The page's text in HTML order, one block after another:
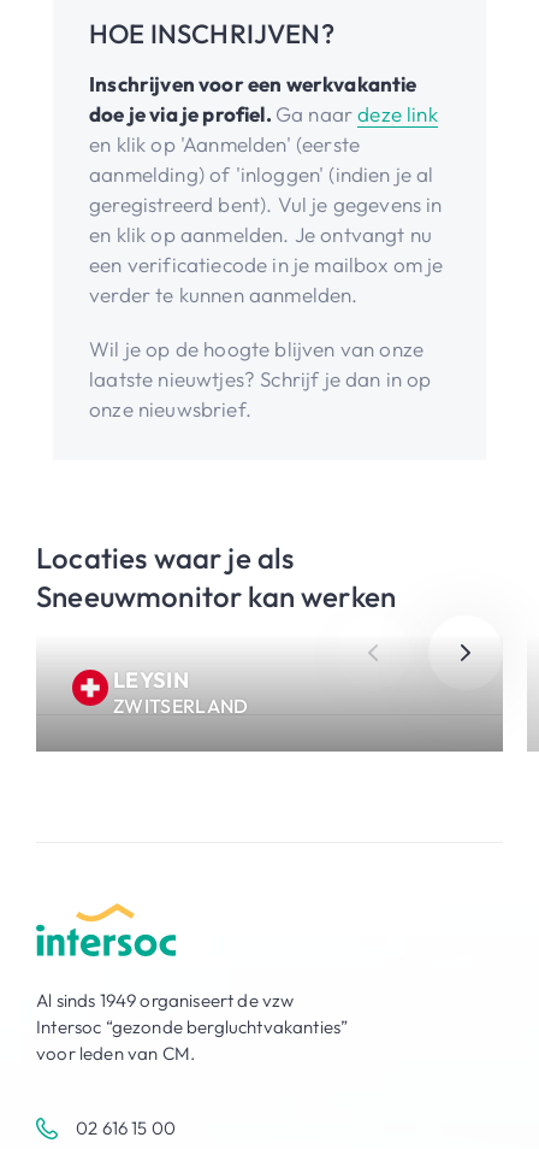
HOE INSCHRIJVEN?
Inschrijven voor een werkvakantie
doe je via je profiel. Ga naardeze link
en klik op 'Aanmelden' (eerste
aanmelding) of 'inloggen' (indien je al
geregistreerd bent). Vul je gegevens in
en klik op aanmelden. Je ontvangt nu
een verificatiecode in je mailbox om je
verder te kunnen aanmelden.
Wil je op de hoogte blijven van onze
laatste nieuwtjes? Schrijf je dan in op
onze nieuwsbrief.
Locaties waar je als
Sneeuwmonitor kan werken
LEYSIN
ZWITSERLAND
Al sinds 1949 organiseert de vzw
Intersoc “gezonde bergluchtvakanties”
voor leden van CM.
02 616 15 00